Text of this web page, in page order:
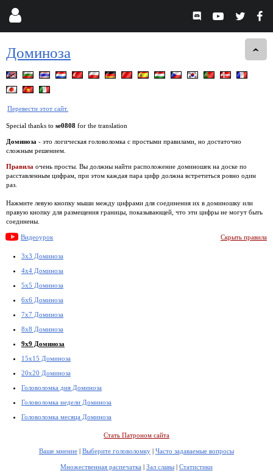
Доминоза
Перевести этот сайт.
Special thanks to se0808 for the translation
Доминоза - это логическая головоломка с простыми правилами, но достаточно
сложным решением.
Правила очень просты. Вы должны найти расположение доминошек на доске по
расставленным цифрам, при этом каждая пара цифр должна встретиться ровно один
раз.
Нажмите левую кнопку мыши между цифрами для соединения их в доминошку или
правую кнопку для размещения границы, показывающей, что эти цифры не могут быть
соединены.
Видеоурок Скрыть правила
3x3 Доминоза
4x4 Доминоза
5x5 Доминоза
6x6 Доминоза
7x7 Доминоза
8x8 Доминоза
9x9 Доминоза
15x15 Доминоза
20x20 Доминоза
Головоломка дня Доминоза
Головоломка недели Доминоза
Головоломка месяца Доминоза
Стать Патроном сайта
Ваше мнение | Выберите головоломку | Часто задаваемые вопросы
Множественная распечатка | Зал славы | Статистики